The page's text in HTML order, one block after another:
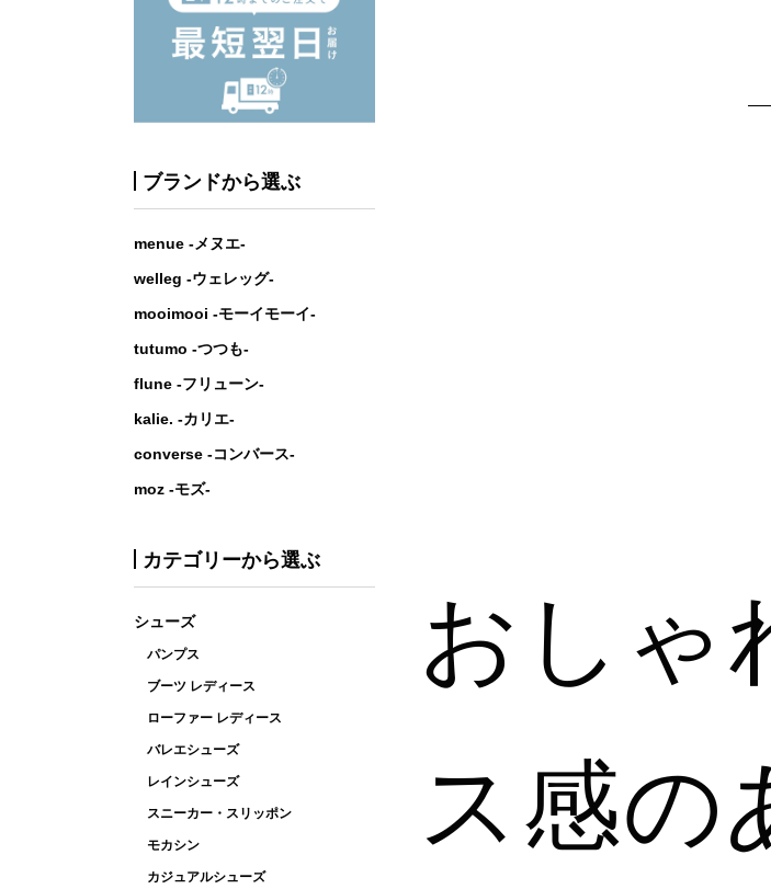
ブランドから選ぶ
menue -メヌエ-
welleg -ウェレッグ-
mooimooi -モーイモーイ-
tutumo -つつも-
flune -フリューン-
kalie. -カリエ-
converse -コンバース-
moz -モズ-
カテゴリーから選ぶ
シューズ
パンプス
ブーツ レディース
ローファー レディース
バレエシューズ
レインシューズ
スニーカー・スリッポン
モカシン
カジュアルシューズ
おしゃ
ス感の